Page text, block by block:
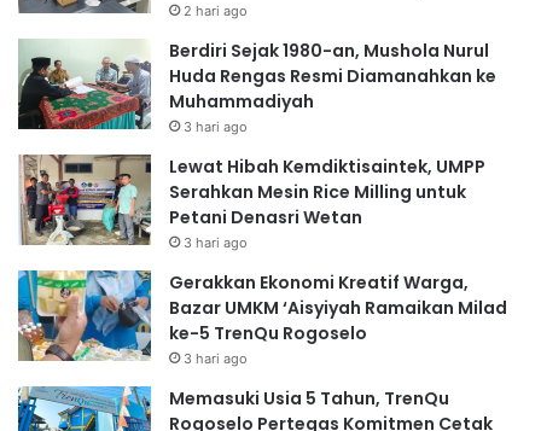
2 hari ago
Berdiri Sejak 1980-an, Mushola Nurul
Huda Rengas Resmi Diamanahkan ke
Muhammadiyah
3 hari ago
Lewat Hibah Kemdiktisaintek, UMPP
Serahkan Mesin Rice Milling untuk
Petani Denasri Wetan
3 hari ago
Gerakkan Ekonomi Kreatif Warga,
Bazar UMKM ‘Aisyiyah Ramaikan Milad
ke-5 TrenQu Rogoselo
3 hari ago
Memasuki Usia 5 Tahun, TrenQu
Rogoselo Pertegas Komitmen Cetak